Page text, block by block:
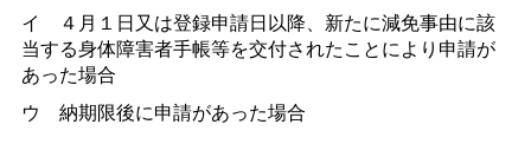
イ
４月１日又は登録申請日以降、新たに減免事由に該
当する身体障害者手帳等を交付されたことにより申請が
あった場合
ウ 納期限後に申請があった場合